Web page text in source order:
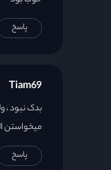
قسمت 24 پاسخ
Tiam69
بدک نبود ،
میخواستن
پاسخ